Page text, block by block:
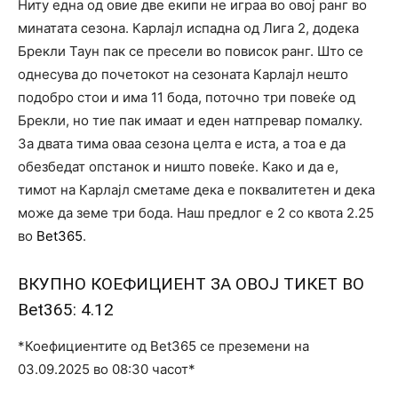
Ниту една од овие две екипи не играа во овој ранг во
минатата сезона. Карлајл испадна од Лига 2, додека
Брекли Таун пак се пресели во повисок ранг. Што се
однесува до почетокот на сезоната Карлајл нешто
подобро стои и има 11 бода, поточно три повеќе од
Брекли, но тие пак имаат и еден натпревар помалку.
За двата тима оваа сезона целта е иста, а тоа е да
обезбедат опстанок и ништо повеќе. Како и да е,
тимот на Карлајл сметаме дека е поквалитетен и дека
може да земе три бода. Наш предлог е 2 со квота 2.25
во Bet365.
ВКУПНО КОЕФИЦИЕНТ ЗА ОВОЈ ТИКЕТ ВО
Bet365: 4.12
*Коефициентите од Bet365 се преземени на
03.09.2025 во 08:30 часот*